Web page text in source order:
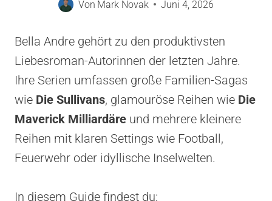
Von Mark Novak Juni 4, 2026
Bella Andre gehört zu den produktivsten
Liebesroman-Autorinnen der letzten Jahre.
Ihre Serien umfassen große Familien-Sagas
wie Die Sullivans, glamouröse Reihen wie Die
Maverick Milliardäre und mehrere kleinere
Reihen mit klaren Settings wie Football,
Feuerwehr oder idyllische Inselwelten.
In diesem Guide findest du: